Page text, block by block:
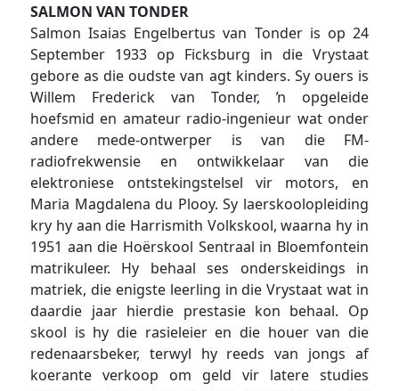
SALMON VAN TONDER
Salmon Isaias Engelbertus van Tonder is op 24
September 1933 op Ficksburg in die Vrystaat
gebore as die oudste van agt kinders. Sy ouers is
Willem Frederick van Tonder, ŉ opgeleide
hoefsmid en amateur radio-ingenieur wat onder
andere mede-ontwerper is van die FM-
radiofrekwensie en ontwikkelaar van die
elektroniese ontstekingstelsel vir motors, en
Maria Magdalena du Plooy. Sy laerskoolopleiding
kry hy aan die Harrismith Volkskool, waarna hy in
1951 aan die Hoërskool Sentraal in Bloemfontein
matrikuleer. Hy behaal ses onderskeidings in
matriek, die enigste leerling in die Vrystaat wat in
daardie jaar hierdie prestasie kon behaal. Op
skool is hy die rasieleier en die houer van die
redenaarsbeker, terwyl hy reeds van jongs af
koerante verkoop om geld vir latere studies